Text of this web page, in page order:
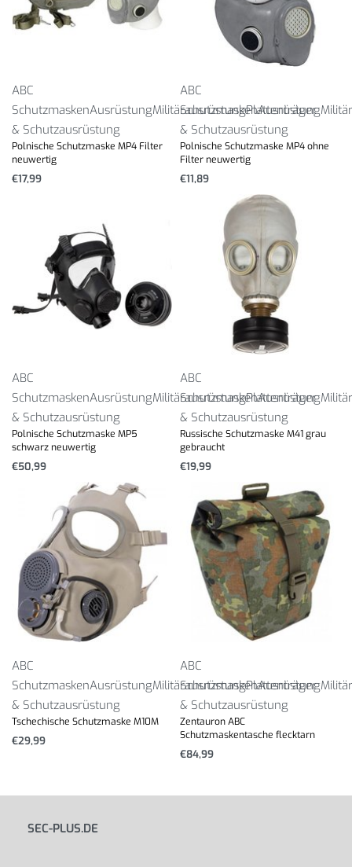
ABC
SchutzmaskenAusrüstungMilitärausrüstungPlattenträger
& Schutzausrüstung
Polnische Schutzmaske MP4 Filter
neuwertig
€17,99
ABC
SchutzmaskenAusrüstung
& Schutzausrüstung
Polnische Schutzmaske MP4 ohne
Filter neuwertig
€11,89
ABC
SchutzmaskenAusrüstungMilitärausrüstungPlattenträger
& Schutzausrüstung
Polnische Schutzmaske MP5
schwarz neuwertig
€50,99
ABC
SchutzmaskenAusrüstung
& Schutzausrüstung
Russische Schutzmaske M41 grau
gebraucht
€19,99
ABC
SchutzmaskenAusrüstungMilitärausrüstungPlattenträger
& Schutzausrüstung
Tschechische Schutzmaske M10M
€29,99
ABC
SchutzmaskenAusrüstung
& Schutzausrüstung
Zentauron ABC
Schutzmaskentasche flecktarn
€84,99
SEC-PLUS.DE